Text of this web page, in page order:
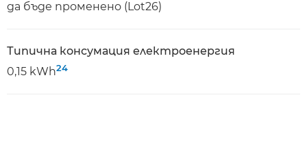
да бъде променено (Lot26)
Типична консумация електроенергия
0,15 kWh24